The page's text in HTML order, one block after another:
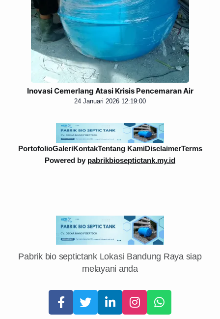
Inovasi Cemerlang Atasi Krisis Pencemaran Air
24 Januari 2026 12:19:00
PortofolioGaleriKontakTentang KamiDisclaimerTerms
Powered by pabrikbioseptictank.my.id
Pabrik bio septictank Lokasi Bandung Raya siap
melayani anda